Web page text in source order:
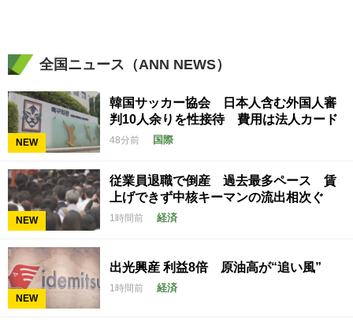
全国ニュース（ANN NEWS）
NEW
韓国サッカー協会 日本人含む外国人審
判10人余りを性接待 費用は法人カード
48分前 国際
NEW
従業員退職で倒産 過去最多ペース 賃
上げできず中核キーマンの流出相次ぐ
1時間前 経済
NEW
出光興産 利益8倍 原油高が“追い風”
1時間前 経済